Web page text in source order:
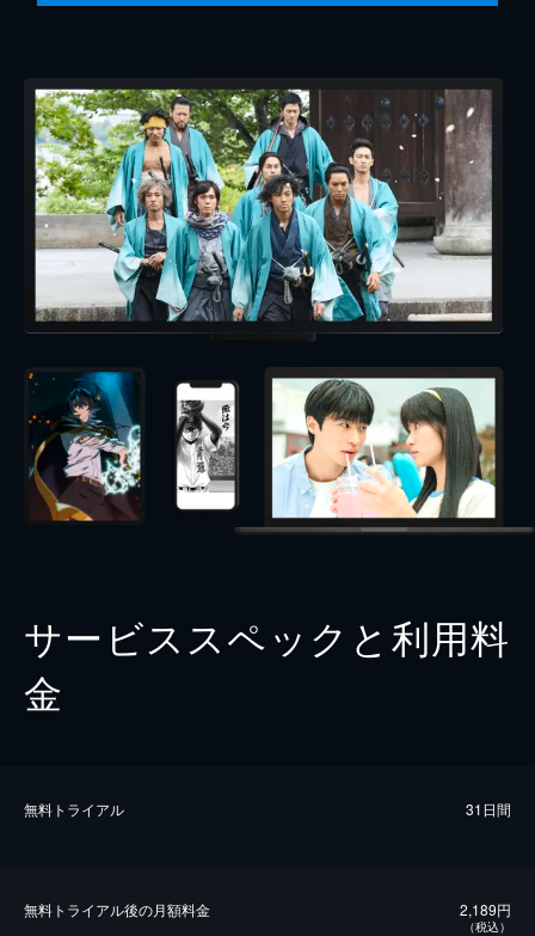
サービススペックと利用料
金
無料トライアル 31日間
無料トライアル後の⽉額料金 2,189円
（税込）